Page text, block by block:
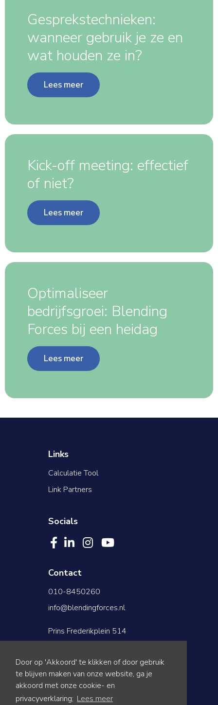
Door op 'Akkoord' te klikken of door gebruik
te blijven maken van onze website, ga je
akkoord met onze cookie- en
privacyverklaring; Lees meer
Gesprekstechnieken:
wanneer gebruik je ze en
wat houden ze in?
Lees meer
Kick-off meeting: effectief
of niet?
Lees meer
Optimaliseer
bedrijfsgroei: Blending
Forces bij een heidag
Lees meer
Links
Calculatie Tool
Link Partners
Socials
Contact
010-8450260
info@blendingforces.nl
Prins Frederikplein 514